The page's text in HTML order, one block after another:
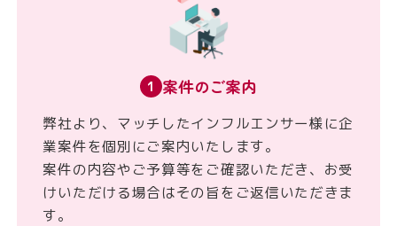
1 案件のご案内
弊社より、マッチしたインフルエンサー様に企
業案件を個別にご案内いたします。
案件の内容やご予算等をご確認いただき、お受
けいただける場合はその旨をご返信いただきま
す。